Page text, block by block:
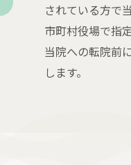
されている方で
市町村役場で指
当院への転院前
します。